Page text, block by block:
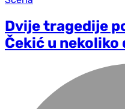
Dvije tragedije
Čekić u nekoliko